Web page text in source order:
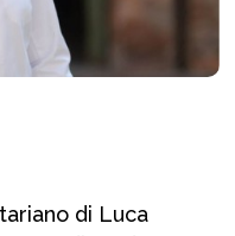
di Luca